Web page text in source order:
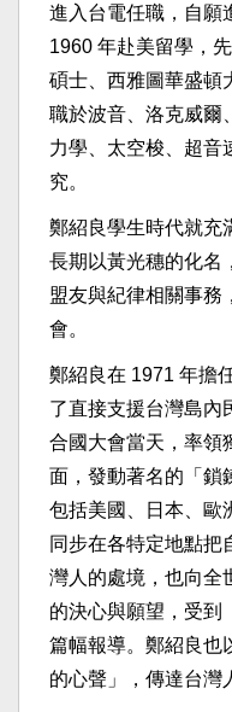
進入台電任職，自願
1960 年赴美留學，
碩士、西雅圖華盛頓
職於波音、洛克威爾
力學、太空梭、超音
究。
鄭紹良學生時代就充
長期以黃光穗的化名
盟友與紀律相關事務
會。
鄭紹良在 1971 年擔
了直接支援台灣島內
合國大會當天，率領
面，發動著名的「鎖
包括美國、日本、歐
同步在各特定地點把
灣人的處境，也向全
的決心與願望，受到
篇幅報導。鄭紹良也
的心聲」，傳達台灣